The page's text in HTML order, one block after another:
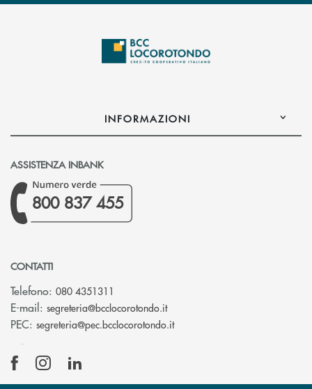
INFORMAZIONI
ASSISTENZA INBANK
800 837 455
CONTATTI
Telefono: 080 4351311
E-mail: segreteria@bcclocorotondo.it(si apre l’app di posta
PEC: segreteria@pec.bcclocorotondo.it(si apre l’app di posta